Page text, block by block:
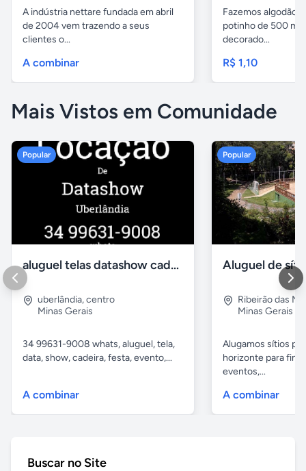
A indústria nettare fundada em abril
de 2004 vem trazendo a seus
clientes o...
A combinar
Fazemos algodão
potinho de 500 ml
decorado...
R$ 1,10
Mais Vistos em Comunidade
Popular
aluguel telas datashow cadeiras uberlândia
uberlândia,centro
Minas Gerais
34 99631-9008 whats, aluguel, tela,
data, show, cadeira, festa, evento,...
A combinar
Popular
Ribeirão das
Minas Gerais
Alugamos sítios
horizonte para
eventos,...
A combinar
Buscar no Site